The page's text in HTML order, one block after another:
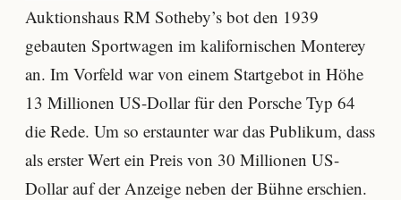
Auktionshaus RM Sotheby’s bot den 1939
gebauten Sportwagen im kalifornischen Monterey
an. Im Vorfeld war von einem Startgebot in Höhe
13 Millionen US-Dollar für den Porsche Typ 64
die Rede. Um so erstaunter war das Publikum, dass
als erster Wert ein Preis von 30 Millionen US-
Dollar auf der Anzeige neben der Bühne erschien.